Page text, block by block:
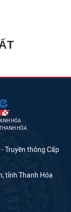
HÓA
HÓA
Truyền thông Cấp
tỉnh Thanh Hóa